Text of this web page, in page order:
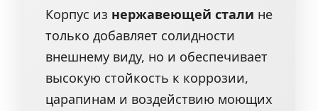
Корпус из нержавеющей стали не
только добавляет солидности
внешнему виду, но и обеспечивает
высокую стойкость к коррозии,
царапинам и воздействию моющих